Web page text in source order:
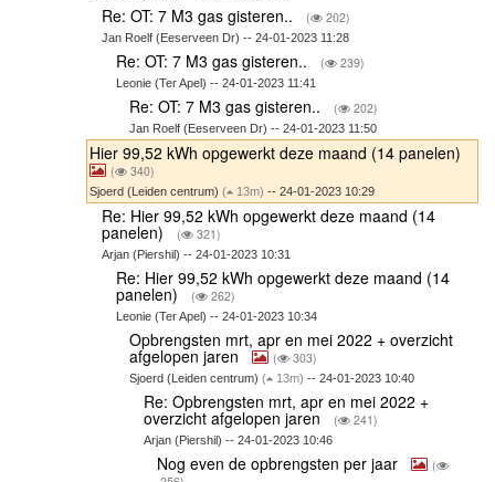
Re: OT: 7 M3 gas gisteren.. ( 202)
Jan Roelf (Eeserveen Dr) -- 24-01-2023 11:28
Re: OT: 7 M3 gas gisteren.. ( 239)
Leonie (Ter Apel) -- 24-01-2023 11:41
Re: OT: 7 M3 gas gisteren.. ( 202)
Jan Roelf (Eeserveen Dr) -- 24-01-2023 11:50
Hier 99,52 kWh opgewerkt deze maand (14 panelen)
( 340)
Sjoerd (Leiden centrum) ( 13m) -- 24-01-2023 10:29
Re: Hier 99,52 kWh opgewerkt deze maand (14
panelen) ( 321)
Arjan (Piershil) -- 24-01-2023 10:31
Re: Hier 99,52 kWh opgewerkt deze maand (14
panelen) ( 262)
Leonie (Ter Apel) -- 24-01-2023 10:34
Opbrengsten mrt, apr en mei 2022 + overzicht
afgelopen jaren ( 303)
Sjoerd (Leiden centrum)( 13m) -- 24-01-2023 10:40
Re: Opbrengsten mrt, apr en mei 2022 +
overzicht afgelopen jaren ( 241)
Arjan (Piershil) -- 24-01-2023 10:46
Nog even de opbrengsten per jaar
(